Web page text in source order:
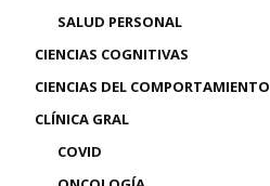
SALUD PERSONAL
CIENCIAS COGNITIVAS
CIENCIAS DEL COMPORTAMIENTO
CLÍNICA GRAL
COVID